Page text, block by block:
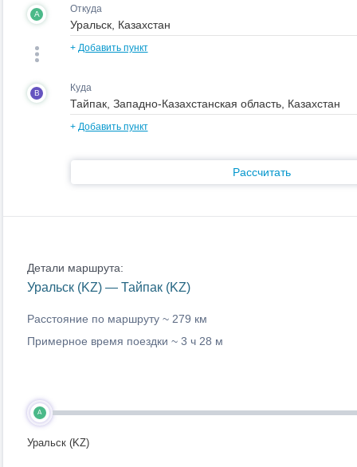
A Откуда
+ Добавить пункт
B Куда
+ Добавить пункт
Рассчитать
Детали маршрута:
Уральск (KZ) — Тайпак (KZ)
Расстояние по маршруту ~ 279 км
Примерное время поездки ~ 3 ч 28 м
A
Уральск (KZ)